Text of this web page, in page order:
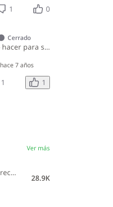
1 0
Cerrado
CA4178¿Qué debo hacer para solicitar un duplicado de marbete por pérdida o deterioro?
hace 7 años
1 1
Ver más
Comunidad de Dirección General de Impuestos Internos
28.9K